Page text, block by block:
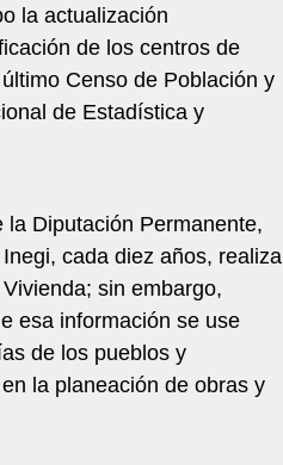
la actualización
de los centros de
Censo de Población y
de Estadística y
Diputación Permanente,
cada diez años, realiza
sin embargo,
esa información se use
de los pueblos y
la planeación de obras y